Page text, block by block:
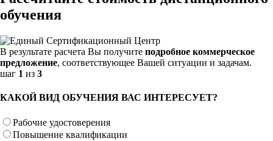
обучения
В результате расчета Вы получите подробное коммерческое
предложение, соответствующее Вашей ситуации и задачам.
шаг 1 из 3
КАКОЙ ВИД ОБУЧЕНИЯ ВАС ИНТЕРЕСУЕТ?
Рабочие удостоверения
Повышение квалификации